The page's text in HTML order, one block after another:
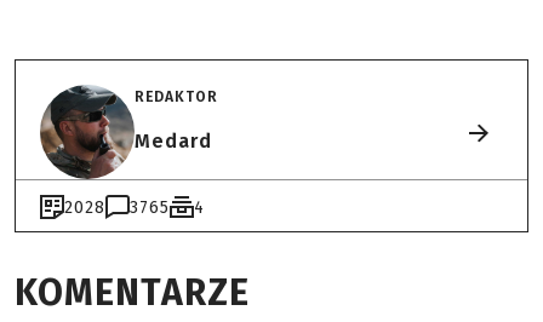
REDAKTOR
Medard
2028 3765 4
KOMENTARZE